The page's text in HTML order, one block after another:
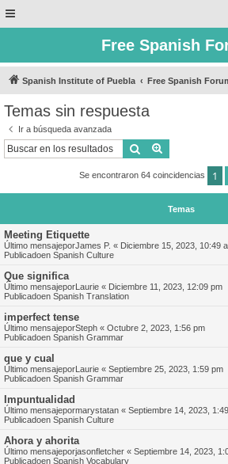
Free Spanish
Spanish Institute of Puebla Free Spanish
Temas sin respuesta
Ir a búsqueda avanzada
Buscar
Se encontraron 64 coincidencias 1
Temas
Meeting Etiquette
Último mensajeporJames P. « Diciembre 15, 2023, 10:49
Publicadoen Spanish Culture
Que significa
Último mensajeporLaurie « Diciembre 11, 2023, 12:09 pm
Publicadoen Spanish Translation
imperfect tense
Último mensajeporSteph « Octubre 2, 2023, 1:56 pm
Publicadoen Spanish Grammar
que y cual
Último mensajeporLaurie « Septiembre 25, 2023, 1:59 pm
Publicadoen Spanish Grammar
Impuntualidad
Último mensajepormarystatan « Septiembre 14, 2023,
Publicadoen Spanish Culture
Ahora y ahorita
Último mensajeporjasonfletcher « Septiembre 14, 2023,
Publicadoen Spanish Vocabulary